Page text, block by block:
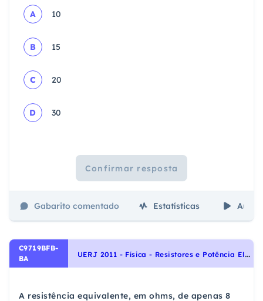
A 10
B 15
C 20
D 30
Confirmar resposta
Gabarito comentado Estatísticas Aulas
C9719BFB-
BA
U
ERJ 2011 - Física - Resistores e Potência Elétrica, Eletricidade
A resistência equivalente, em ohms, de apenas 8